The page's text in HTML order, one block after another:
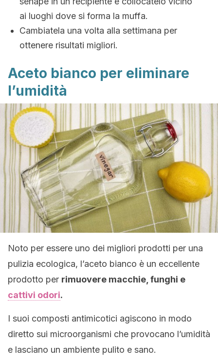
ai luoghi dove si forma la muffa.
Cambiatela una volta alla settimana per
ottenere risultati migliori.
Aceto bianco per eliminare
l’umidità
Noto per essere uno dei migliori prodotti per una
pulizia ecologica, l’aceto bianco è un eccellente
prodotto per rimuovere macchie, funghi e
cattivi odori.
I suoi composti antimicotici agiscono in modo
diretto sui microorganismi che provocano l’umidità
e lasciano un ambiente pulito e sano.